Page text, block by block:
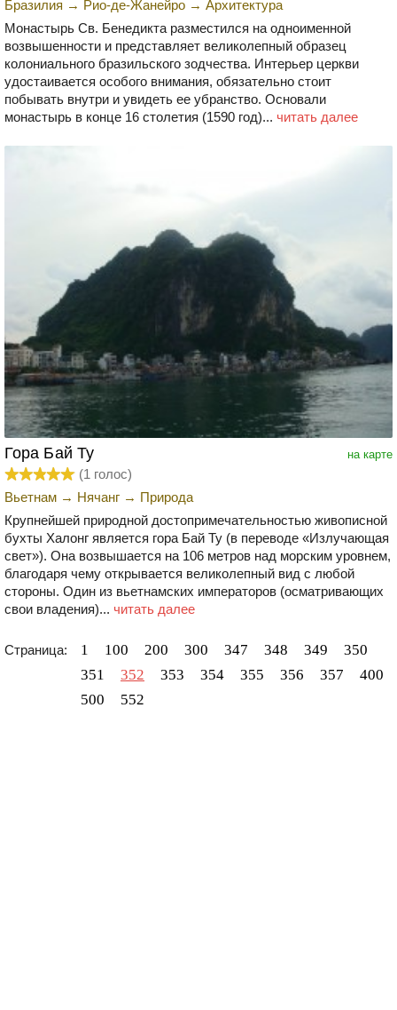
Бразилия → Рио-де-Жанейро → Архитектура
Монастырь Св. Бенедикта разместился на одноименной
возвышенности и представляет великолепный образец
колониального бразильского зодчества. Интерьер церкви
удостаивается особого внимания, обязательно стоит
побывать внутри и увидеть ее убранство. Основали
монастырь в конце 16 столетия (1590 год)... читать далее
на карте
Гора Бай Ту
(1 голос)
Вьетнам → Нячанг → Природа
Крупнейшей природной достопримечательностью живописной
бухты Халонг является гора Бай Ту (в переводе «Излучающая
свет»). Она возвышается на 106 метров над морским уровнем,
благодаря чему открывается великолепный вид с любой
стороны. Один из вьетнамских императоров (осматривающих
свои владения)... читать далее
Страница: 1 100 200 300 347 348 349
350
351
352 353 354 355 356 357
400
500
552